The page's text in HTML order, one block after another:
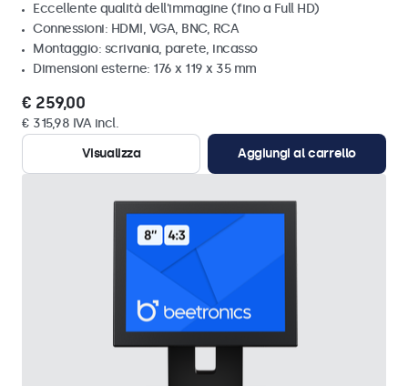
Eccellente qualità dell'immagine (fino a Full HD)
Connessioni: HDMI, VGA, BNC, RCA
Montaggio: scrivania, parete, incasso
Dimensioni esterne: 176 x 119 x 35 mm
€ 259,00
€ 315,98 IVA incl.
Visualizza
Aggiungi al carrello